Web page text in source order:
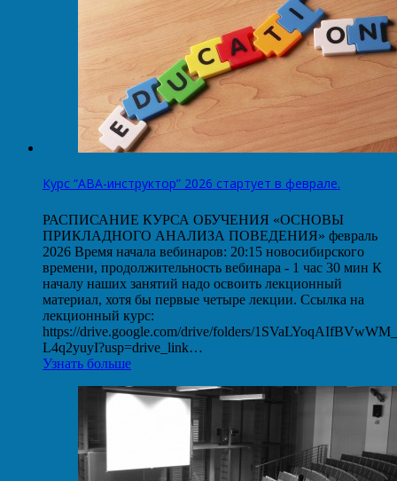
Курс “АВА-инструктор” 2026 стартует в феврале.
РАСПИСАНИЕ КУРСА ОБУЧЕНИЯ «ОСНОВЫ
ПРИКЛАДНОГО АНАЛИЗА ПОВЕДЕНИЯ» февраль
2026 Время начала вебинаров: 20:15 новосибирского
времени, продолжительность вебинара - 1 час 30 мин К
началу наших занятий надо освоить лекционный
материал, хотя бы первые четыре лекции. Ссылка на
лекционный курс:
https://drive.google.com/drive/folders/
L4q2yuyI?usp=drive_link…
Узнать больше